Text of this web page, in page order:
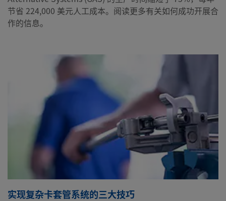
节省 224,000 美元人工成本。阅读更多有关如何成功开展合
作的信息。
实现复杂卡套管系统的三大技巧